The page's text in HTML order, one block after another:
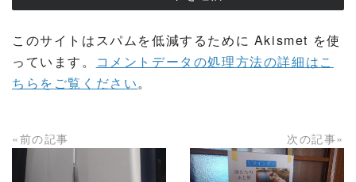
このサイトはスパムを低減するために Akismet を使
っています。
コメントデータの処理方法の詳細はこ
ちらをご覧ください。
«前の記事 次の記事»